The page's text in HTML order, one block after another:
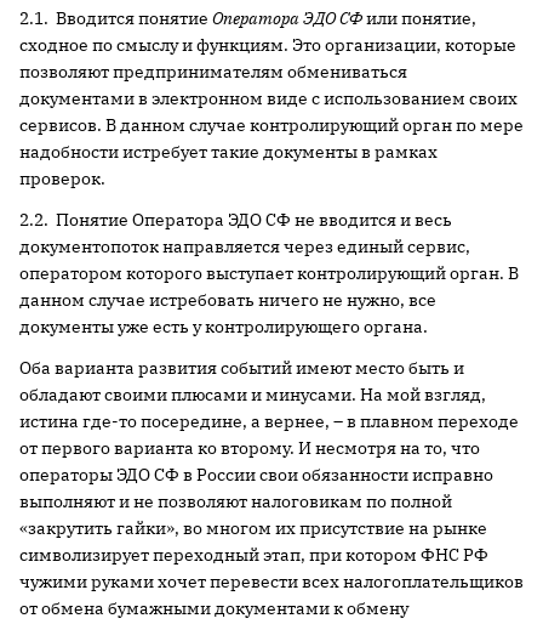
2.1. Вводится понятие Оператора ЭДО СФили понятие,
сходное по смыслу и функциям. Это организации, которые
позволяют предпринимателям обмениваться
документами в электронном виде с использованием своих
сервисов. В данном случае контролирующий орган по мере
надобности истребует такие документы в рамках
проверок.
2.2. Понятие Оператора ЭДО СФ не вводится и весь
документопоток направляется через единый сервис,
оператором которого выступает контролирующий орган. В
данном случае истребовать ничего не нужно, все
документы уже есть у контролирующего органа.
Оба варианта развития событий имеют место быть и
обладают своими плюсами и минусами. На мой взгляд,
истина где-то посередине, а вернее, – в плавном переходе
от первого варианта ко второму. И несмотря на то, что
операторы ЭДО СФ в России свои обязанности исправно
выполняют и не позволяют налоговикам по полной
«закрутить гайки», во многом их присутствие на рынке
символизирует переходный этап, при котором ФНС РФ
чужими руками хочет перевести всех налогоплательщиков
от обмена бумажными документами к обмену